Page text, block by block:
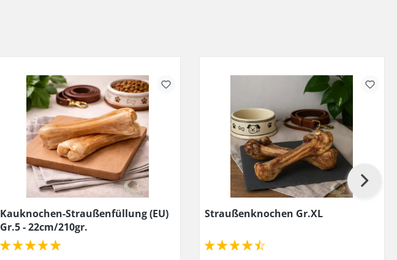
Kauknochen-Straußenfüllung (EU)
Gr.5 - 22cm/210gr.
Straußenknochen Gr.XL